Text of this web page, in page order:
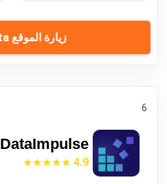
زيارة الموقع Thordata
6
DataImpulse
4.9